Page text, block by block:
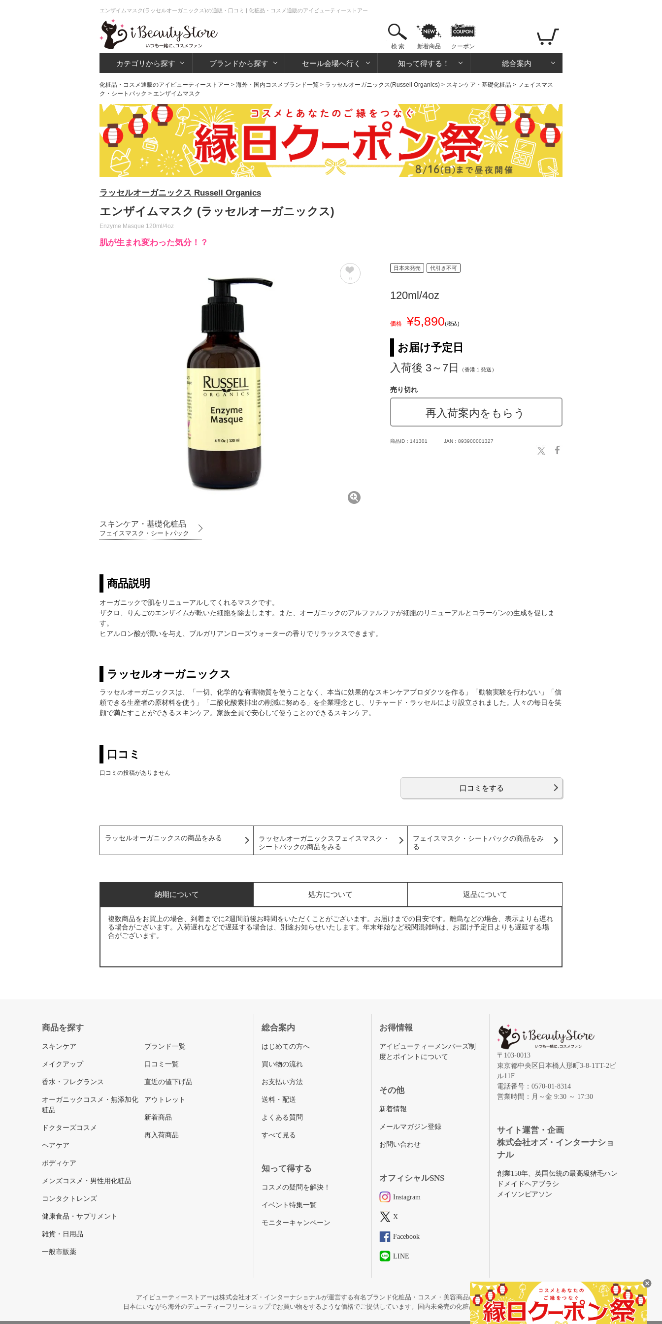
エンザイムマスク(ラッセルオーガニックス)の通販・口コミ | 化粧品・コスメ通販のアイビューティーストアー
検 索 新着商品 クーポン
カテゴリから探す ブランドから探す セール会場へ行く 知って得する！ 総合案内
化粧品・コスメ通販のアイビューティーストアー > 海外・国内コスメブランド一覧 > ラッセルオーガニックス(Russell Organics) > スキンケア・基礎化粧品 > フェイスマス
ク・シートパック > エンザイムマスク
ラッセルオーガニックス Russell Organics
エンザイムマスク (ラッセルオーガニックス)
Enzyme Masque 120ml/4oz
肌が生まれ変わった気分！？
0
スキンケア・基礎化粧品
フェイスマスク・シートパック
日本未発売 代引き不可
120ml/4oz
価格 ¥5,890(税込)
お届け予定日
入荷後 3～7日
（香港１発送）
売り切れ
再入荷案内をもらう
商品ID：141301 JAN：893900001327
商品説明
オーガニックで肌をリニューアルしてくれるマスクです。
ザクロ、りんごのエンザイムが乾いた細胞を除去します。また、オーガニックのアルファルファが細胞のリニューアルとコラーゲンの生成を促しま
す。
ヒアルロン酸が潤いを与え、ブルガリアンローズウォーターの香りでリラックスできます。
ラッセルオーガニックス
ラッセルオーガニックスは、「一切、化学的な有害物質を使うことなく、本当に効果的なスキンケアプロダクツを作る」「動物実験を行わない」「信
頼できる生産者の原材料を使う」「二酸化酸素排出の削減に努める」を企業理念とし、リチャード・ラッセルにより設立されました。人々の毎日を笑
顔で満たすことができるスキンケア。家族全員で安心して使うことのできるスキンケア。
口コミ
口コミの投稿がありません
口コミをする
ラッセルオーガニックスの商品をみる
ラッセルオーガニックスフェイスマスク・
シートパックの商品をみる
フェイスマスク・シートパックの商品をみ
る
納期について 処方について 返品について
複数商品をお買上の場合、到着までに2週間前後お時間をいただくことがございます。お届けまでの目安です。離島などの場合、表示よりも遅れ
る場合がございます。入荷遅れなどで遅延する場合は、別途お知らせいたします。年末年始など税関混雑時は、お届け予定日よりも遅延する場
合がございます。
商品を探す
スキンケア
メイクアップ
香水・フレグランス
オーガニックコスメ・無添加化
粧品
ドクターズコスメ
ヘアケア
ボディケア
メンズコスメ・男性用化粧品
コンタクトレンズ
健康食品・サプリメント
雑貨・日用品
一般市販薬
ブランド一覧
口コミ一覧
直近の値下げ品
アウトレット
新着商品
再入荷商品
総合案内
はじめての方へ
買い物の流れ
お支払い方法
送料・配送
よくある質問
すべて見る
知って得する
コスメの疑問を解決！
イベント特集一覧
モニターキャンペーン
お得情報
アイビューティーメンバーズ制
度とポイントについて
その他
新着情報
メールマガジン登録
お問い合わせ
オフィシャルSNS
Instagram
X
Facebook
LINE
〒103-0013
東京都中央区日本橋人形町3-8-1TT-2ビ
ル11F
電話番号：0570-01-8314
営業時間：月～金 9:30 ～ 17:30
サイト運営・企画
株式会社オズ・インターナショ
ナル
創業150年、英国伝統の最高級猪毛ハン
ドメイドヘアブラシ
メイソンピアソン
アイビューティーストアーは株式会社オズ・インターナショナルが運営する有名ブランド化粧品・コスメ・美容商品の通販サイトです。
日本にいながら海外のデューティーフリーショップでお買い物をするような価格でご提供しています。国内未発売の化粧品も取り揃えています。